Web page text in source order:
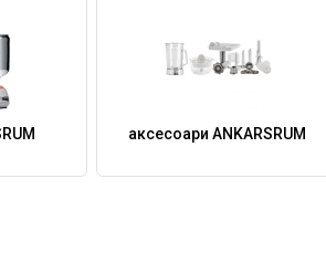
аксесоари ANKARSRUM